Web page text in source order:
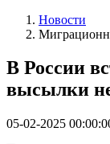
Новости
В России
высылки
05-02-2025